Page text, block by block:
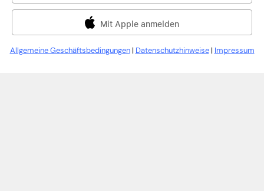
Mit Apple anmelden
Allgemeine Geschäftsbedingungen| Datenschutzhinweise| Impressum